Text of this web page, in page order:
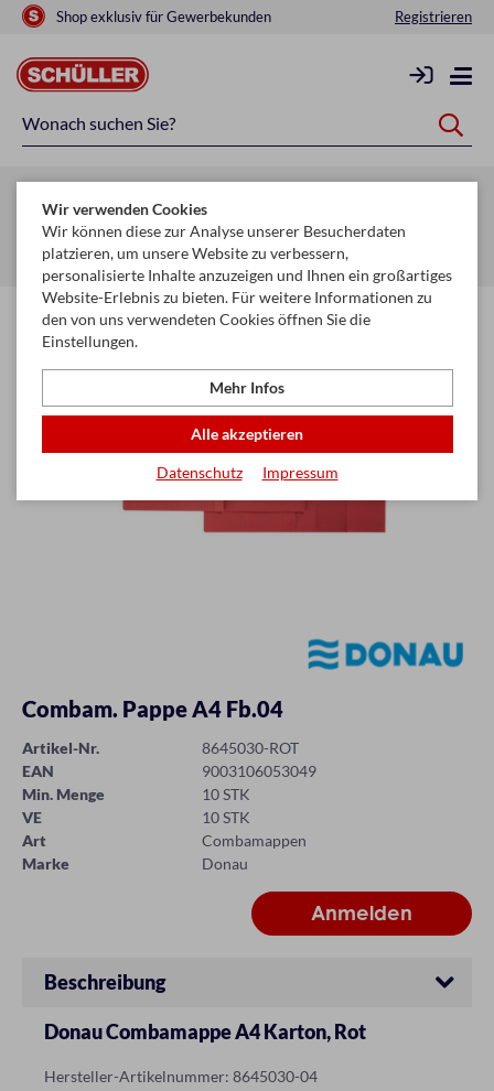
Shop exklusiv für Gewerbekunden Registrieren
Startseite Schule & Büro
Ordnen & Ordnungshilfen
Ordner & Ordnungshilfen
Combam. Pappe A4 Fb.04
Artikel-Nr.
8645030-ROT
EAN
9003106053049
Min. Menge
10 STK
VE
10 STK
Art
Combamappen
Marke
Donau
Beschreibung
Donau Combamappe A4 Karton, Rot
Hersteller-Artikelnummer: 8645030-04
Wir verwenden Cookies
Wir können diese zur Analyse unserer Besucherdaten
platzieren, um unsere Website zu verbessern,
personalisierte Inhalte anzuzeigen und Ihnen ein großartiges
Website-Erlebnis zu bieten. Für weitere Informationen zu
den von uns verwendeten Cookies öffnen Sie die
Einstellungen.
Mehr Infos
Alle akzeptieren
Datenschutz Impressum